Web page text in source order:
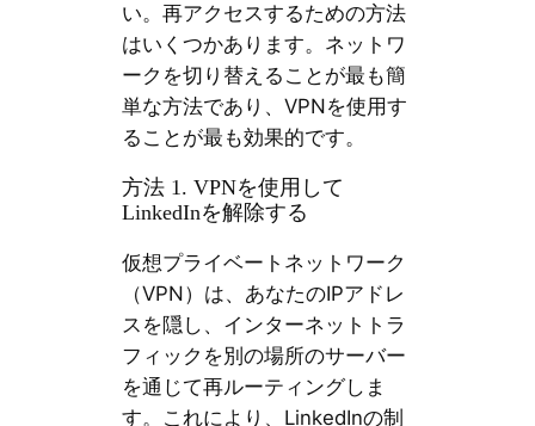
い。再アクセスするための方法
はいくつかあります。ネットワ
ークを切り替えることが最も簡
単な方法であり、VPNを使用す
ることが最も効果的です。
方法 1. VPNを使用して
LinkedInを解除する
仮想プライベートネットワーク
（VPN）は、あなたのIPアドレ
スを隠し、インターネットトラ
フィックを別の場所のサーバー
を通じて再ルーティングしま
す。これにより、LinkedInの制